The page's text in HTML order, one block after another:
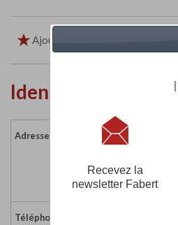
Ajouter aux favoris
Identité de
Adresse :
56890
France
Téléphone :
Recevez la
newsletter Fabert